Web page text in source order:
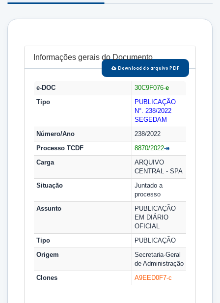
Informações gerais do Documento
Download do arquivo PDF
e-DOC 30C9F076-e
Tipo
PUBLICAÇÃO
N°. 238/2022
SEGEDAM
Número/Ano
238/2022
Processo TCDF
8870/2022-e
Carga
ARQUIVO
CENTRAL - SPA
Situação
Juntado a
processo
Assunto
PUBLICAÇÃO
EM DIÁRIO
OFICIAL
Tipo
PUBLICAÇÃO
Origem
Secretaria-Geral
de Administração
Clones
A9EED0F7-c